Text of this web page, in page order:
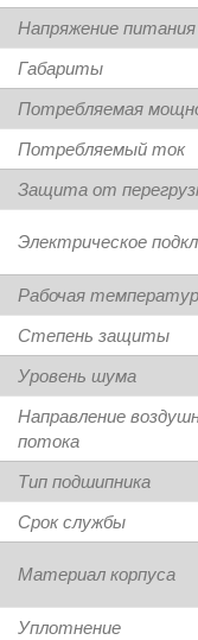
Напряжение питания
Габариты
Потребляемая
Потребляемый ток
Защита от
Электрическое
Рабочая
Степень защиты
Уровень шума
Направление
потока
Тип подшипника
Срок службы
Материал корпуса
Уплотнение